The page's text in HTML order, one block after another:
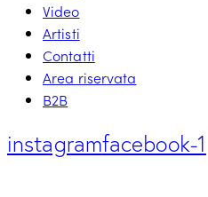
Video
Artisti
Contatti
Area riservata
B2B
instagramfacebook-1